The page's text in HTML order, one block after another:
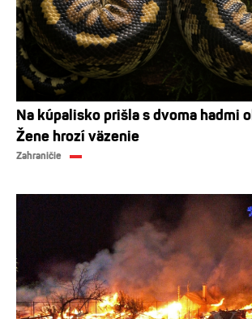
Na kúpalisko prišla s dvoma hadmi
Žene hrozí väzenie
Zahraničie